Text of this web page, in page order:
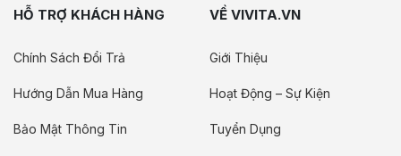
HỖ TRỢ KHÁCH HÀNG
Chính Sách Đổi Trả
Hướng Dẫn Mua Hàng
Bảo Mật Thông Tin
VỀ VIVITA.VN
Giới Thiệu
Hoạt Động – Sự Kiện
Tuyển Dụng